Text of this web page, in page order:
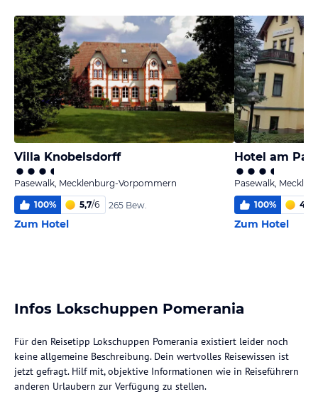
Villa Knobelsdorff
Pasewalk, Mecklenburg-Vorpommern
100% 5,7/6 265 Bew.
Zum Hotel
Hotel am
Pasewalk,
100% 4,1
Zum Hotel
Infos Lokschuppen Pomerania
Für den Reisetipp Lokschuppen Pomerania existiert leider noch
keine allgemeine Beschreibung. Dein wertvolles Reisewissen ist
jetzt gefragt. Hilf mit, objektive Informationen wie in Reiseführern
anderen Urlaubern zur Verfügung zu stellen.